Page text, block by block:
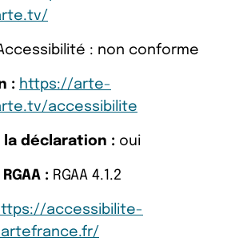
: non conforme
: https://arte-
accessibilite
la déclaration : oui
: RGAA 4.1.2
accessibilite-